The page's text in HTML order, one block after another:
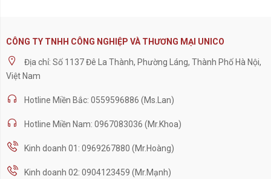
CÔNG TY TNHH CÔNG NGHIỆP VÀ THƯƠNG MẠI UNICO
Địa chỉ: Số 1137 Đê La Thành, Phường Láng, Thành Phố Hà Nội,
Việt Nam
Hotline Miền Bắc: 0559596886 (Ms.Lan)
Hotline Miền Nam: 0967083036 (Mr.Khoa)
Kinh doanh 01: 0969267880 (Mr.Hoàng)
Kinh doanh 02: 0904123459 (Mr.Mạnh)